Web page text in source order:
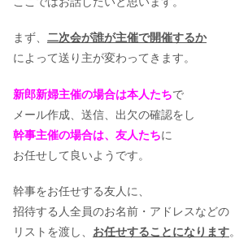
まず、 二次会が誰が主催で開催するか
によって送り主が変わってきます。
新郎新婦主催の場合は本人たちで
メール作成、送信、出欠の確認をし
幹事主催の場合は、友人たちに
お任せして良いようです。
幹事をお任せする友人に、
招待する人全員のお名前・アドレスなどの
リストを渡し、 お任せすることになります。